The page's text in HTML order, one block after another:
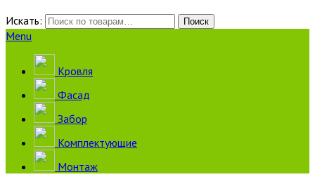
Искать:
Поиск
Menu
Кровля
Фасад
Забор
Комплектующие
Монтаж